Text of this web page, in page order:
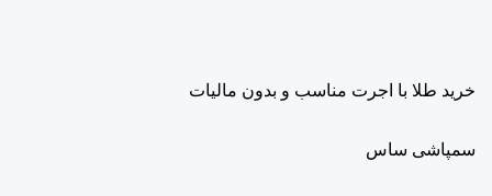
خرید طلا با اجرت مناسب و بدون مالیات
سمپاشی ساس